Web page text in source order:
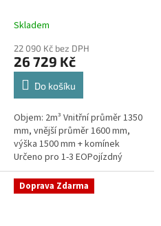
Skladem
22 090 Kč bez DPH
26 729 Kč
Do košíku
Objem: 2m³ Vnitřní průměr 1350
mm, vnější průměr 1600 mm,
výška 1500 mm + komínek
Určeno pro 1-3 EOPojízdný
septik vhodný do míst s
vysokou hladinou spodní
vodyPrůměr a pozici...
Doprava Zdarma